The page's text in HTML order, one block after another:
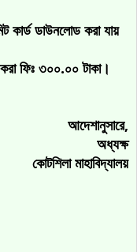
কার্ড ডাউনলোড করা যায়
ফিঃ ৩০০.০০ টাকা।
আদেশানুসারে,
অধ্যক্ষ
কোটশিলা মাহাবিদ্যালয়